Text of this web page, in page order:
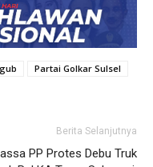
Partai Golkar Sulsel
Berita Selanjutnya
PP Protes Debu Truk